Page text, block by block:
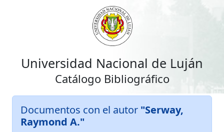
Universidad Nacional de Luján
Catálogo Bibliográfico
Documentos con el autor "Serway,
Raymond A."